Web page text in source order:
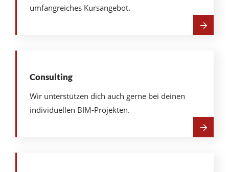
umfangreiches Kursangebot.
Consulting
Wir unterstützen dich auch gerne bei deinen
individuellen BIM-Projekten.